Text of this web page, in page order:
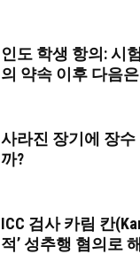
인도 학생 항의: 시
의 약속 이후 다음
사라진 장기에 장
까?
ICC 검사 카림 칸
적’ 성추행 혐의로